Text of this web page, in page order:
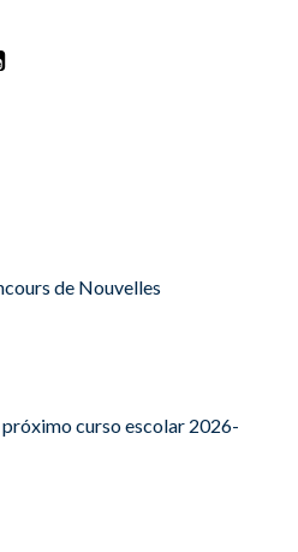
de Nouvelles
próximo curso escolar 2026-